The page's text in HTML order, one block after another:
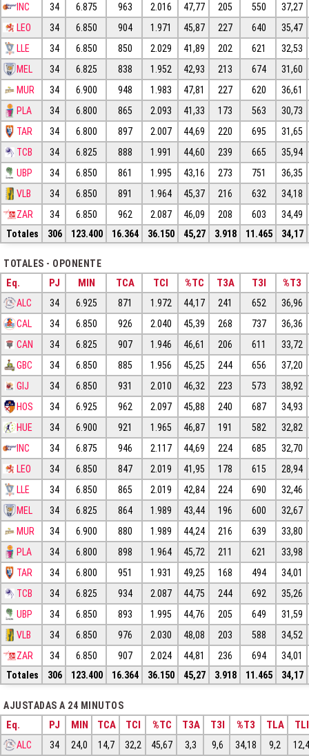
INC
34 6.875 963 2.016 47,77 205 550
37,27
LEO
34 6.850 904 1.971 45,87 227 640
35,47
LLE
34 6.850 850 2.029 41,89 202 621
32,53
MEL
34 6.825 838 1.952 42,93 213 674
31,60
MUR
34 6.900 948 1.983 47,81 227 620
36,61
PLA
34 6.800 865 2.093 41,33 173 563
30,73
TAR
34 6.800 897 2.007 44,69 220 695
31,65
TCB
34 6.825 888 1.991 44,60 239 665
35,94
UBP
34 6.850 861 1.995 43,16 273 751
36,35
VLB
34 6.850 891 1.964 45,37 216 632
34,18
ZAR
34 6.850 962 2.087 46,09 208 603
34,49
Totales
306 123.400 16.364 36.150 45,27 3.918 11.465 34,17
TOTALES - OPONENTE
Eq. PJ MIN TCA TCI %TC T3A T3I %T3
ALC 34 6.925 871 1.972 44,17 241 652
36,96
CAL
34 6.850 926 2.040 45,39 268 737
36,36
CAN
34 6.825 907 1.946 46,61 206 611
33,72
GBC
34 6.850 885 1.956 45,25 244 656
37,20
GIJ
34 6.850 931 2.010 46,32 223 573
38,92
HOS
34 6.925 962 2.097 45,88 240 687
34,93
HUE
34 6.900 921 1.965 46,87 191 582
32,82
INC
34 6.875 946 2.117 44,69 224 685
32,70
LEO
34 6.850 847 2.019 41,95 178 615
28,94
LLE
34 6.850 865 2.019 42,84 224 690
32,46
MEL
34 6.825 864 1.989 43,44 196 600
32,67
MUR
34 6.900 880 1.989 44,24 216 639
33,80
PLA
34 6.800 898 1.964 45,72 211 621
33,98
TAR
34 6.800 951 1.931 49,25 168 494
34,01
TCB
34 6.825 934 2.087 44,75 244 692
35,26
UBP
34 6.850 893 1.995 44,76 205 649
31,59
VLB
34 6.850 976 2.030 48,08 203 588
34,52
ZAR
34 6.850 907 2.024 44,81 236 694
34,01
Totales
306 123.400 16.364 36.150 45,27 3.918 11.465 34,17
AJUSTADAS A 24 MINUTOS
Eq. PJ MIN TCA TCI %TC T3A T3I %T3 TLA TLI
ALC 34 24,0 14,7 32,2 45,67 3,3 9,6 34,18 9,2